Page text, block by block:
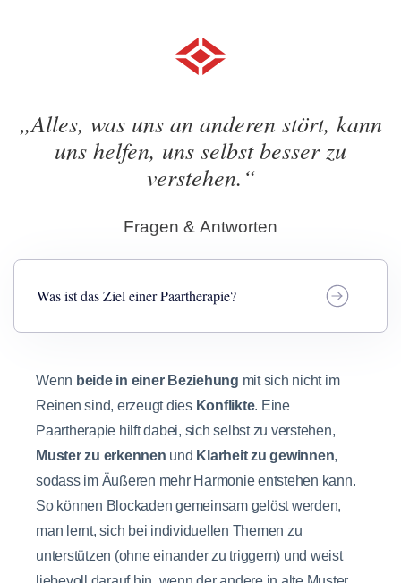
„Alles, was uns an anderen stört, kann
uns helfen, uns selbst besser zu
verstehen.“
Fragen & Antworten
Was ist das Ziel einer Paartherapie?
Wenn beide in einer Beziehung mit sich nicht im
Reinen sind, erzeugt dies Konflikte. Eine
Paartherapie hilft dabei, sich selbst zu verstehen,
Muster zu erkennen und Klarheit zu gewinnen,
sodass im Äußeren mehr Harmonie entstehen kann.
So können Blockaden gemeinsam gelöst werden,
man lernt, sich bei individuellen Themen zu
unterstützen (ohne einander zu triggern) und weist